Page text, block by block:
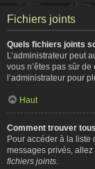
Fichiers joints
Quels fichiers joints
L’administrateur peut
vous n’êtes pas sûr
l’administrateur pour
Haut
Comment trouver
Pour accéder à la liste
messages privés,
fichiers joints